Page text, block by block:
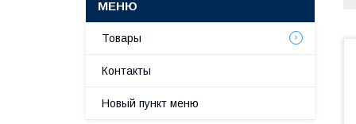
Товары
Контакты
Новый пункт меню